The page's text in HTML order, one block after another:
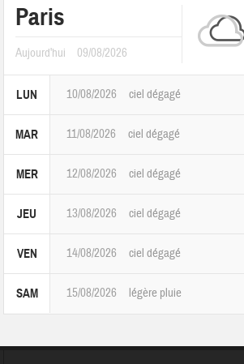
Paris
Aujourd'hui 09/08/2026
LUN 10/08/2026 ciel dégagé
MAR 11/08/2026 ciel dégagé
MER 12/08/2026 ciel dégagé
JEU 13/08/2026 ciel dégagé
VEN 14/08/2026 ciel dégagé
SAM 15/08/2026 légère pluie